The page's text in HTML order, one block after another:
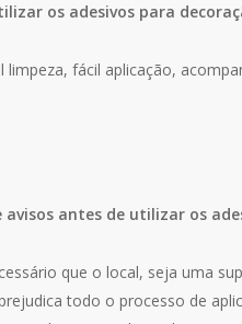
os adesivos para
limpeza, fácil aplicação,
avisos antes de utilizar os
que o local, seja uma
todo o processo de